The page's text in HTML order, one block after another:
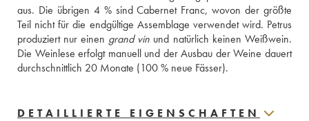
aus. Die übrigen 4 % sind Cabernet Franc, wovon der größte
Teil nicht für die endgültige Assemblage verwendet wird. Petrus
produziert nur einen grand vin und natürlich keinen Weißwein.
Die Weinlese erfolgt manuell und der Ausbau der Weine dauert
durchschnittlich 20 Monate (100 % neue Fässer).
DETAILLIERTE EIGENSCHAFTEN